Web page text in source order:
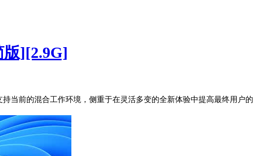
版][2.9G]
持当前的混合工作环境，侧重于在灵活多变的全新体验中提高最终用户的